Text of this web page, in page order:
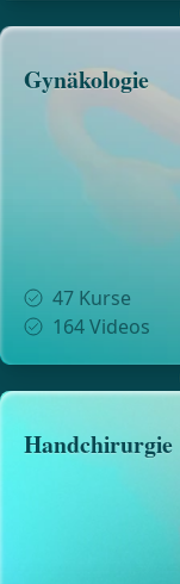
Gynäkologie
47 Kurse
164Videos
Handchirurgie